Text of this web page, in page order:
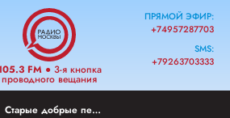
FM● 3-я кнопка
проводного вещания
ПРЯМОЙ ЭФИР:
+74957287703
SMS:
+79263703333
Старые добрые песни